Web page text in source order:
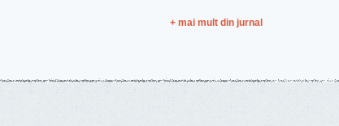
+ mai mult din jurnal